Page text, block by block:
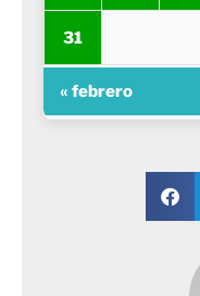
31
« febrero